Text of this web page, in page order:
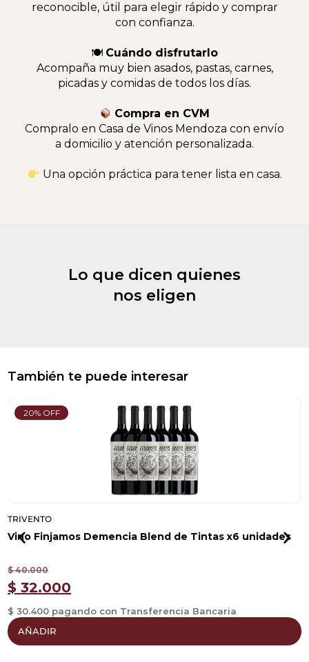
reconocible, útil para elegir rápido y comprar
con confianza.
🍽 Cuándo disfrutarlo
Acompaña muy bien asados, pastas, carnes,
picadas y comidas de todos los días.
Compra en CVM
Compralo en Casa de Vinos Mendoza con envío
a domicilio y atención personalizada.
Una opción práctica para tener lista en casa.
Lo que dicen quienes
nos eligen
También te puede interesar
20% OFF
TRIVENTO
Vino Finjamos Demencia Blend de Tintas x6 unidades
$40.000
$ 32.000
$ 30.400 pagando con Transferencia Bancaria
AÑADIR